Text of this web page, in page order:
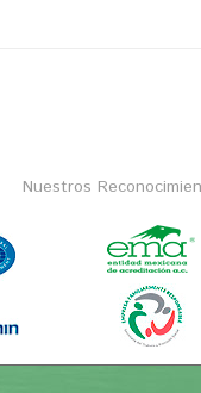
Nuestros